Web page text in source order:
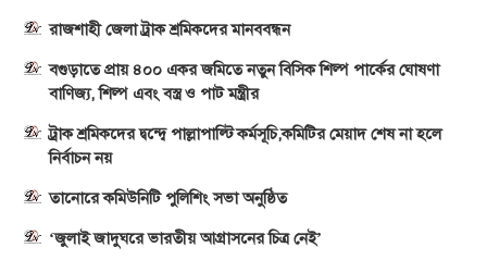
রাজশাহী জেলা ট্রাক শ্রমিকদের মানববন্ধন
বগুড়াতে প্রায় ৪০০ একর জমিতে নতুন বিসিক শিল্প পার্কের ঘোষণা
বাণিজ্য, শিল্প এবং বস্ত্র ও পাট মন্ত্রীর
ট্রাক শ্রমিকদের দ্বন্দ্বে পাল্লাপাল্টি কর্মসূচি,কমিটির মেয়াদ শেষ না হলে
নির্বাচন নয়
তানোরে কমিউনিটি পুলিশিং সভা অনুষ্ঠিত
‘জুলাই জাদুঘরে ভারতীয় আগ্রাসনের চিত্র নেই’